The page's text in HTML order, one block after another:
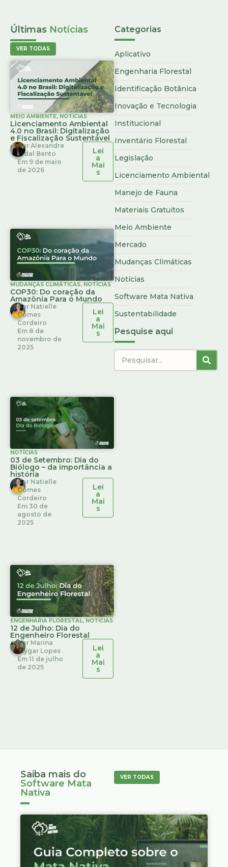
Últimas Notícias
VER TODAS
MEIO AMBIENTE, NOTÍCIAS
Licenciamento Ambiental
4.0 no Brasil: Digitalização
e Fiscalização Sustentável
Por Alexandre
Vidal Bento
Em 9 de maio
de 2026
Lei
a
Mai
s
MUDANÇAS CLIMÁTICAS, NOTÍCIAS
COP30: Do coração da
Amazônia Para o Mundo
Por Natielle
Gomes
Cordeiro
Em 8 de
novembro de
2025
Lei
a
Mai
s
NOTÍCIAS
03 de Setembro: Dia do
Biólogo – da importância a
história
Por Natielle
Gomes
Cordeiro
Em 30 de
agosto de
2025
Lei
a
Mai
s
ENGENHARIA FLORESTAL, NOTÍCIAS
12 de Julho: Dia do
Engenheiro Florestal
Por Marina
Stygar Lopes
Em 11 de julho
de 2025
Lei
a
Mai
s
Categorias
Aplicativo
Engenharia Florestal
Identificação Botânica
Inovação e Tecnologia
Institucional
Inventário Florestal
Legislação
Licenciamento Ambiental
Manejo de Fauna
Materiais Gratuitos
Meio Ambiente
Mercado
Mudanças Climáticas
Notícias
Software Mata Nativa
Sustentabilidade
Pesquise aqui
Saiba mais do
Software Mata
Nativa
VER TODAS